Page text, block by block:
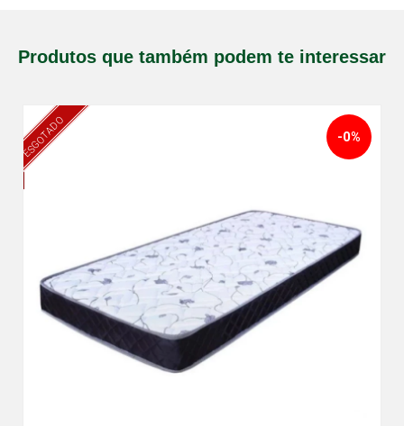
Produtos que também podem te interessar
ESGOTADO -0%